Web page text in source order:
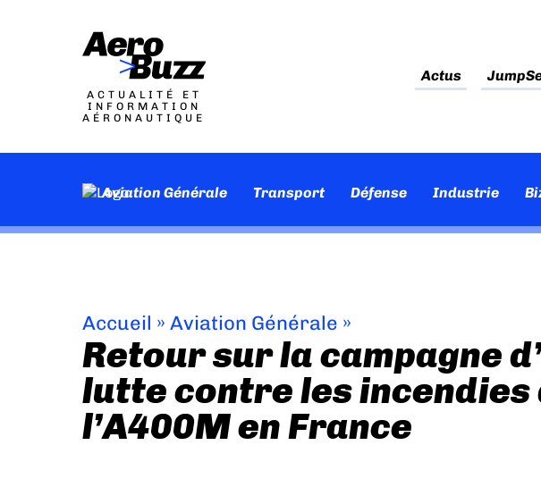
ACTUALITÉ ET
INFORMATION
AÉRONAUTIQUE
Actus
Aviation Générale Transport Défense Industrie
Accueil » Aviation Générale »
Retour sur la campagne
lutte contre les incendies
l’A400M en France